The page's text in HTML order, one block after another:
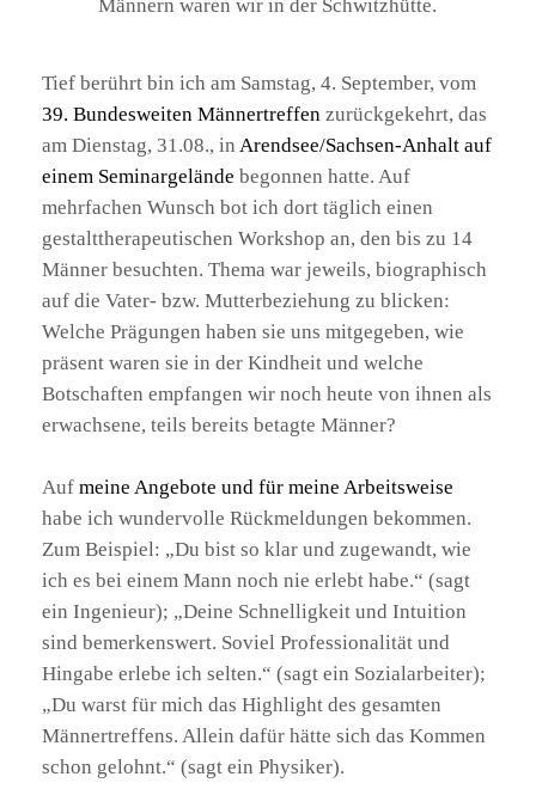
Männern waren wir in der Schwitzhütte.
Tief berührt bin ich am Samstag, 4. September, vom
39. Bundesweiten Männertreffen zurückgekehrt, das
am Dienstag, 31.08., in Arendsee/Sachsen-Anhalt auf
einem Seminargelände begonnen hatte. Auf
mehrfachen Wunsch bot ich dort täglich einen
gestalttherapeutischen Workshop an, den bis zu 14
Männer besuchten. Thema war jeweils, biographisch
auf die Vater- bzw. Mutterbeziehung zu blicken:
Welche Prägungen haben sie uns mitgegeben, wie
präsent waren sie in der Kindheit und welche
Botschaften empfangen wir noch heute von ihnen als
erwachsene, teils bereits betagte Männer?
Auf meine Angebote und für meine Arbeitsweise
habe ich wundervolle Rückmeldungen bekommen.
Zum Beispiel: „Du bist so klar und zugewandt, wie
ich es bei einem Mann noch nie erlebt habe.“ (sagt
ein Ingenieur); „Deine Schnelligkeit und Intuition
sind bemerkenswert. Soviel Professionalität und
Hingabe erlebe ich selten.“ (sagt ein Sozialarbeiter);
„Du warst für mich das Highlight des gesamten
Männertreffens. Allein dafür hätte sich das Kommen
schon gelohnt.“ (sagt ein Physiker).